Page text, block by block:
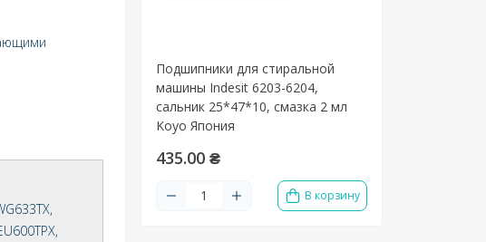
Подшипники для стиральной
машины Indesit 6203-6204,
сальник 25*47*10, смазка 2 мл
Koyo Япония
435.00 ₴
В корзину